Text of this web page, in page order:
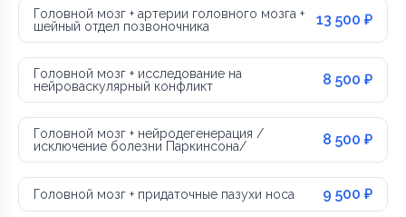
Головной мозг + артерии головного мозга +
шейный отдел позвоночника
13 500 ₽
Головной мозг + исследование на
нейроваскулярный конфликт
8 500 ₽
Головной мозг + нейродегенерация /
исключение болезни Паркинсона/
8 500 ₽
Головной мозг + придаточные пазухи носа 9 500 ₽